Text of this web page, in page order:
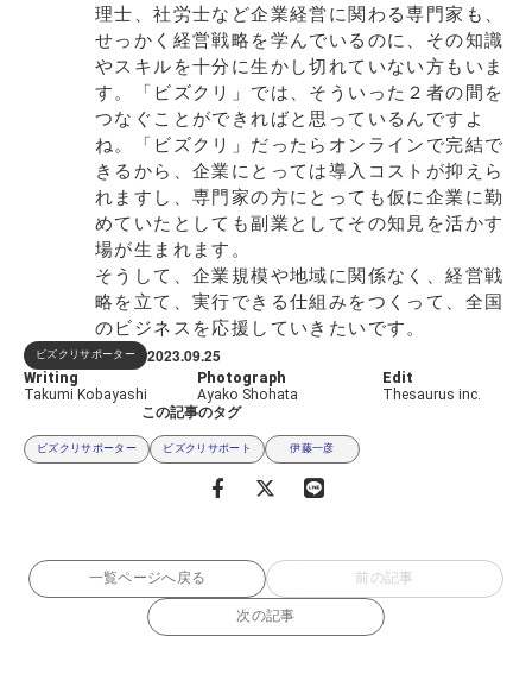
ビズクリサポーター 2023.0925
Writing
Takumi Kobayashi
Photograph
Ayako Shohata
Edit
Thesaurus inc.
理士、社労士など企業経営に関わる専門家も、
せっかく経営戦略を学んでいるのに、その知識
やスキルを十分に生かし切れていない方もいま
す。「ビズクリ」では、そういった２者の間を
つなぐことができればと思っているんですよ
ね。「ビズクリ」だったらオンラインで完結で
きるから、企業にとっては導入コストが抑えら
れますし、専門家の方にとっても仮に企業に勤
めていたとしても副業としてその知見を活かす
場が生まれます。
そうして、企業規模や地域に関係なく、経営戦
略を立て、実行できる仕組みをつくって、全国
のビジネスを応援していきたいです。
この記事のタグ
ビズクリサポーター ビズクリサポート 伊藤一彦
前の記事
一覧ページへ戻る
次の記事